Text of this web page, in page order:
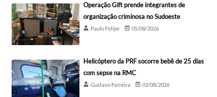
Operação Gift prende integrantes de
organização criminosa no Sudoeste
Paulo Felipe 05/08/2026
Helicóptero da PRF socorre bebê de 25 dias
com sepse na RMC
Gustavo Ferreira 02/08/2026